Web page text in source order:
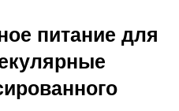
питание для